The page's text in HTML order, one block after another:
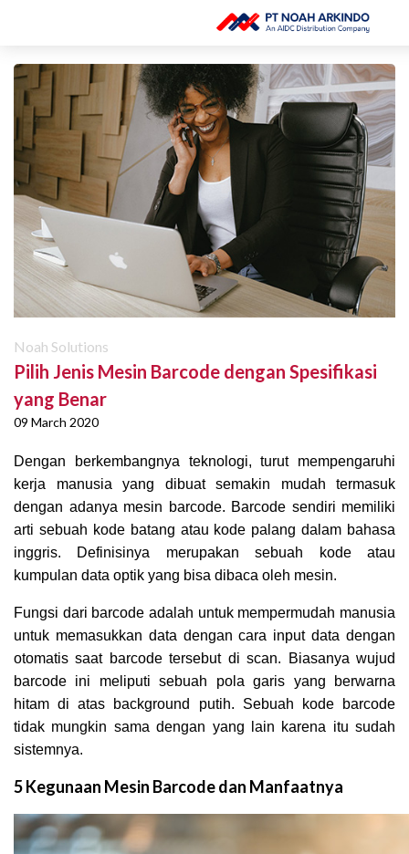
Noah Solutions
Pilih Jenis Mesin Barcode dengan Spesifikasi
yang Benar
09 March 2020
Dengan berkembangnya teknologi, turut mempengaruhi
kerja manusia yang dibuat semakin mudah termasuk
dengan adanya mesin barcode. Barcode sendiri memiliki
arti sebuah kode batang atau kode palang dalam bahasa
inggris. Definisinya merupakan sebuah kode atau
kumpulan data optik yang bisa dibaca oleh mesin.
Fungsi dari barcode adalah untuk mempermudah manusia
untuk memasukkan data dengan cara input data dengan
otomatis saat barcode tersebut di scan. Biasanya wujud
barcode ini meliputi sebuah pola garis yang berwarna
hitam di atas background putih. Sebuah kode barcode
tidak mungkin sama dengan yang lain karena itu sudah
sistemnya.
5 Kegunaan Mesin Barcode dan Manfaatnya